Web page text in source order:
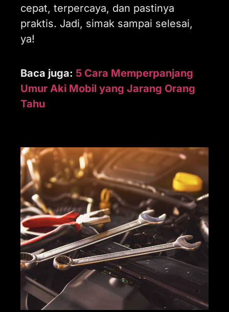
cepat, terpercaya, dan pastinya
praktis. Jadi, simak sampai selesai,
ya!
Baca juga: 5 Cara Memperpanjang
Umur Aki Mobil yang Jarang Orang
Tahu